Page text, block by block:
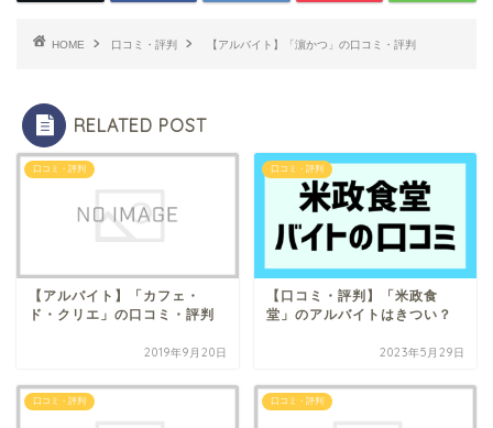
HOME 口コミ・評判 【アルバイト】「濵かつ」の口コミ・評判
RELATED POST
口コミ・評判
【アルバイト】「カフェ・
ド・クリエ」の口コミ・評判
2019年9月20日
口コミ・評判
【口コミ・評判】「米政食
堂」のアルバイトはきつい？
2023年5月29日
口コミ・評判 口コミ・評判